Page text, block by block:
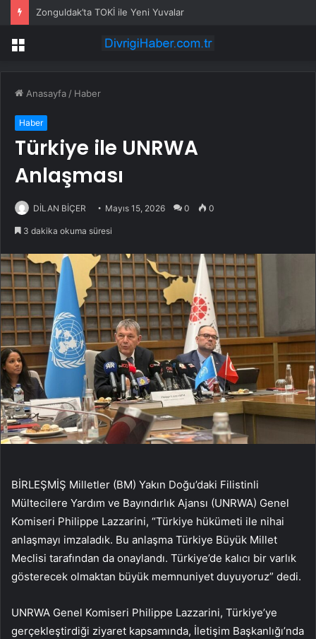
Zonguldak’ta TOKİ ile Yeni Yuvalar
Menü
Anasayfa / Haber
Haber
Türkiye ile UNRWA
Anlaşması
DİLAN BİÇER Mayıs 15, 2026 0 0
3 dakika okuma süresi
BİRLEŞMİŞ Milletler (BM) Yakın Doğu’daki Filistinli
Mültecilere Yardım ve Bayındırlık Ajansı (UNRWA) Genel
Komiseri Philippe Lazzarini, “Türkiye hükümeti ile nihai
anlaşmayı imzaladık. Bu anlaşma Türkiye Büyük Millet
Meclisi tarafından da onaylandı. Türkiye’de kalıcı bir varlık
gösterecek olmaktan büyük memnuniyet duyuyoruz” dedi.
UNRWA Genel Komiseri Philippe Lazzarini, Türkiye’ye
gerçekleştirdiği ziyaret kapsamında, İletişim Başkanlığı’nda